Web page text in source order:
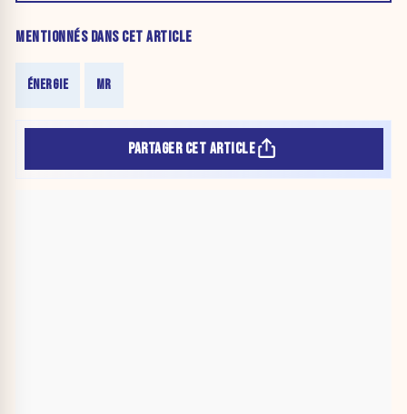
MENTIONNÉS DANS CET ARTICLE
ÉNERGIE MR
PARTAGER CET ARTICLE